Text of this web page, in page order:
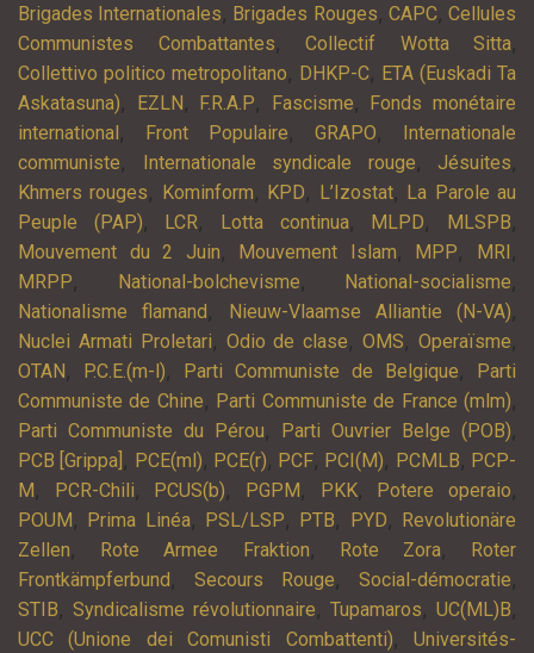
Brigades Internationales, Brigades Rouges, CAPC,Cellules
Communistes Combattantes, Collectif Wotta Sitta,
Collettivo politico metropolitano, DHKP-C, ETA (Euskadi Ta
Askatasuna), EZLN , F.R.A.P, Fascisme,
Fonds monétaire
international , Front Populaire, GRAPO,
Internationale
communiste, Internationale syndicale rouge, Jésuites,
Khmers rouges, Kominform, KPD, L’Izostat, La Parole au
Peuple (PAP), LCR, Lotta continua, MLPD, MLSPB,
Mouvement du 2 Juin, Mouvement Islam, MPP, MRI ,
MRPP, National-bolchevisme, National-socialisme,
Nationalisme flamand , Nieuw-Vlaamse Alliantie (N-VA),
Nuclei Armati Proletari, Odio de clase,OMS,Operaïsme,
OTAN , P.C.E.(m-l), Parti Communiste de Belgique,
Parti
Communiste de Chine, Parti Communiste de France (mlm),
Parti Communiste du Pérou, Parti Ouvrier Belge (POB),
PCB [Grippa] , PCE(ml), PCE(r), PCF, PCI(M), PCMLB, PCP-
M , PCR-Chili, PCUS(b), PGPM , PKK, Potere operaio,
POUM , Prima Linéa, PSL/LSP, PTB, PYD,
Revolutionäre
Zellen, Rote Armee Fraktion, Rote Zora,
Roter
Frontkämpferbund , Secours Rouge, Social-démocratie,
STIB, Syndicalisme révolutionnaire, Tupamaros, UC(ML)B,
UCC (Unione dei Comunisti Combattenti),Universités-